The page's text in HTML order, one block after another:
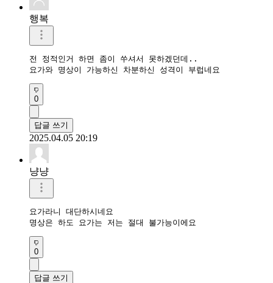
행복
전 정적인거 하면 좀이 쑤셔서 못하겠던데..
요가와 명상이 가능하신 차분하신 성격이 부럽네요
0
답글 쓰기
2025.04.05 20:19
냥냥
요가라니 대단하시네요
명상은 하도 요가는 저는 절대 불가능이에요
0
답글 쓰기